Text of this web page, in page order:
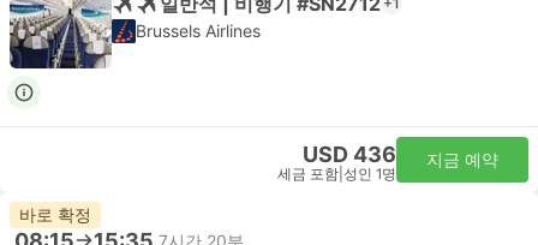
Brussels Airlines
USD 436
세금 포함 성인 1명
지금 예약
바로 확정
7시간 20분